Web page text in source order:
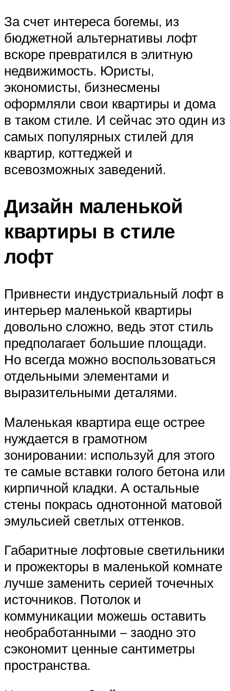
За счет интереса богемы, из
бюджетной альтернативы лофт
вскоре превратился в элитную
недвижимость. Юристы,
экономисты, бизнесмены
оформляли свои квартиры и дома
в таком стиле. И сейчас это один из
самых популярных стилей для
квартир, коттеджей и
всевозможных заведений.
Дизайн маленькой
квартиры в стиле
лофт
Привнести индустриальный лофт в
интерьер маленькой квартиры
довольно сложно, ведь этот стиль
предполагает большие площади.
Но всегда можно воспользоваться
отдельными элементами и
выразительными деталями.
Маленькая квартира еще острее
нуждается в грамотном
зонировании: используй для этого
те самые вставки голого бетона или
кирпичной кладки. А остальные
стены покрась однотонной матовой
эмульсией светлых оттенков.
Габаритные лофтовые светильники
и прожекторы в маленькой комнате
лучше заменить серией точечных
источников. Потолок и
коммуникации можешь оставить
необработанными – заодно это
сэкономит ценные сантиметры
пространства.